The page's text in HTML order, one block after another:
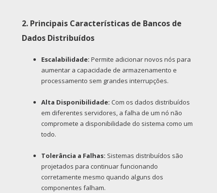
2. Principais Características de Bancos de
Dados Distribuídos
Escalabilidade: Permite adicionar novos nós para
aumentar a capacidade de armazenamento e
processamento sem grandes interrupções.
Alta Disponibilidade: Com os dados distribuídos
em diferentes servidores, a falha de um nó não
compromete a disponibilidade do sistema como um
todo.
Tolerância a Falhas: Sistemas distribuídos são
projetados para continuar funcionando
corretamente mesmo quando alguns dos
componentes falham.